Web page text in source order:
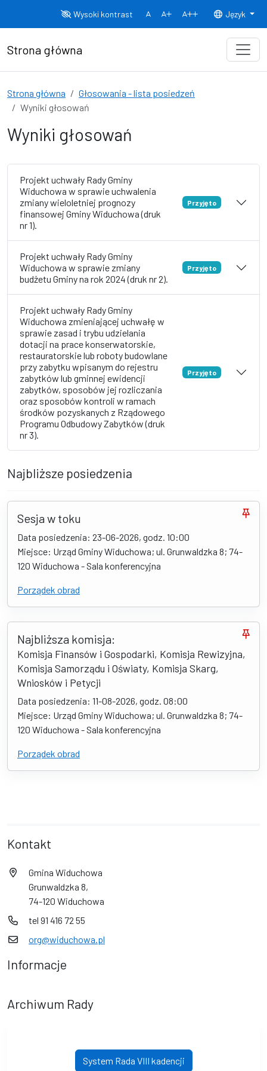
Wysoki kontrast
Normalny rozmiar czcionki
Rozmiar czcionki 150% Rozmiar
Język
Strona główna
Strona główna
Głosowania - lista posiedzeń
Wyniki głosowań
Wyniki głosowań
Projekt uchwały Rady Gminy
Widuchowa w sprawie uchwalenia
zmiany wieloletniej prognozy
finansowej Gminy Widuchowa (druk
nr 1).
Przyjęto
Projekt uchwały Rady Gminy
Widuchowa w sprawie zmiany
budżetu Gminy na rok 2024 (druk nr 2).
Przyjęto
Projekt uchwały Rady Gminy
Widuchowa zmieniającej uchwałę w
sprawie zasad i trybu udzielania
dotacji na prace konserwatorskie,
restauratorskie lub roboty budowlane
przy zabytku wpisanym do rejestru
zabytków lub gminnej ewidencji
zabytków, sposobów jej rozliczania
oraz sposobów kontroli w ramach
środków pozyskanych z Rządowego
Programu Odbudowy Zabytków (druk
nr 3).
Przyjęto
Najbliższe posiedzenia
Sesja w toku
Data posiedzenia: 23-06-2026, godz. 10:00
Miejsce: Urząd Gminy Widuchowa; ul. Grunwaldzka 8; 74-
120 Widuchowa - Sala konferencyjna
Porządek obrad
Najbliższa komisja:
Komisja Finansów i Gospodarki, Komisja Rewizyjna,
Komisja Samorządu i Oświaty, Komisja Skarg,
Wniosków i Petycji
Data posiedzenia: 11-08-2026, godz. 08:00
Miejsce: Urząd Gminy Widuchowa; ul. Grunwaldzka 8; 74-
120 Widuchowa - Sala konferencyjna
Porządek obrad
Kontakt
Gmina Widuchowa
Grunwaldzka 8,
74-120 Widuchowa
tel 91 416 72 55
org@widuchowa.pl
Informacje
Archiwum Rady
System Rada VIII kadencji